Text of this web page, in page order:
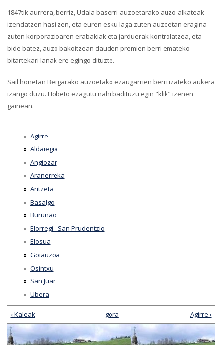
1847tik aurrera, berriz, Udala baserri-auzoetarako auzo-alkateak
izendatzen hasi zen, eta euren esku laga zuten auzoetan eragina
zuten korporazioaren erabakiak eta jarduerak kontrolatzea, eta
bide batez, auzo bakoitzean dauden premien berri emateko
bitartekari lanak ere egingo dituzte.
Sail honetan Bergarako auzoetako ezaugarrien berri izateko aukera
izango duzu. Hobeto ezagutu nahi badituzu egin "klik" izenen
gainean.
Agirre
Aldaiegia
Angiozar
Aranerreka
Aritzeta
Basalgo
Buruñao
Elorregi - San Prudentzio
Elosua
Goiauzoa
Osintxu
San Juan
Ubera
‹ Kaleak gora Agirre ›